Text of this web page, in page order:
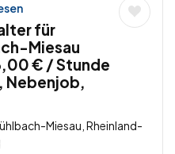
für
Miesau
€ / Stunde
Nebenjob,
Miesau, Rheinland-